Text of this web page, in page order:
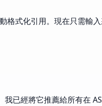
式化引用。現在只需輸
已經將它推薦給所有在